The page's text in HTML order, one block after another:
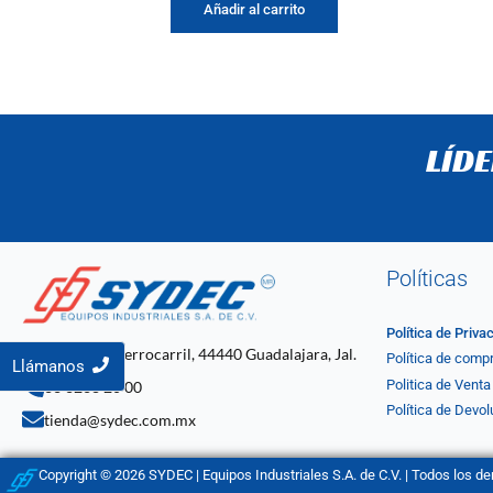
Añadir al carrito
C. 4 2061, Ferrocarril, 44440 Guadalajara, Jal.
33 3268 20 00
tienda@sydec.com.mx
Políticas
Política de
Política de
Politica de Venta
Política de
Copyright © 2026 SYDEC | Equipos Industriales S.A. de C.V. | Todos los
Llámanos